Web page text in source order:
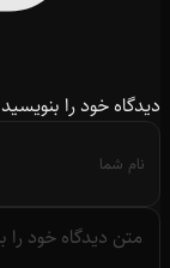
دیدگاه خود را بنویسید